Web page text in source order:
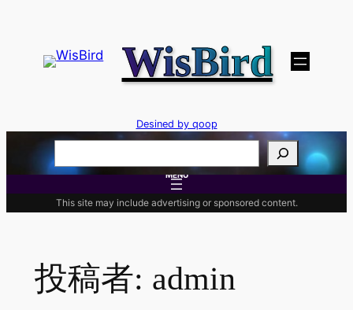
WisBird
Desined by qoop
MENU
This site may include advertising or sponsored content.
投稿者: admin